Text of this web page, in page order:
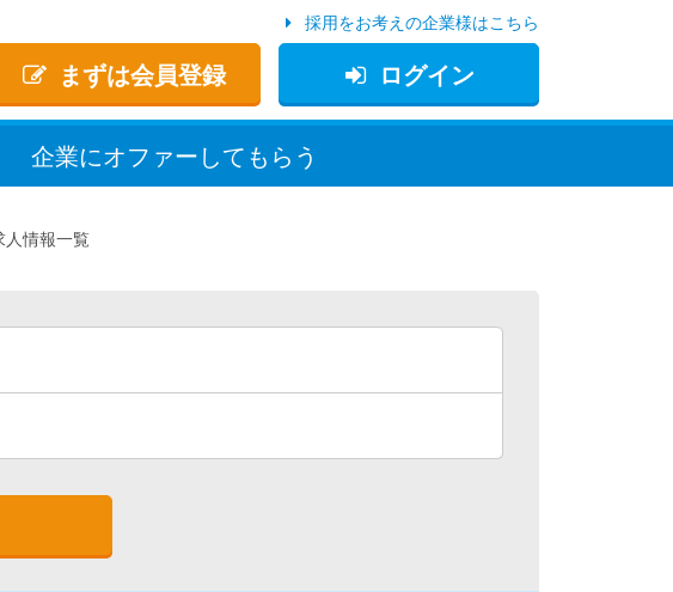
まずは会員登録 ログイン
採用をお考えの企業様はこちら
企業にオファー してもらう
人情報一覧